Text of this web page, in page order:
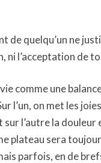
de quelqu’un ne
ni l’acceptation de
comme une
l’un, on met les
sur l’autre la douleur
plateau sera
parfois, en de